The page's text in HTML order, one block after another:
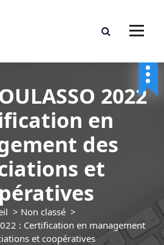
2022
en
des
et
> Non classé>
: Certification en management
et coopératives